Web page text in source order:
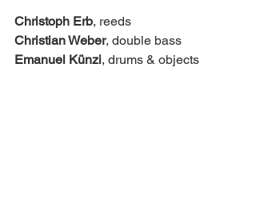
Christoph Erb, reeds
Christian Weber, double bass
Emanuel Künzi, drums & objects